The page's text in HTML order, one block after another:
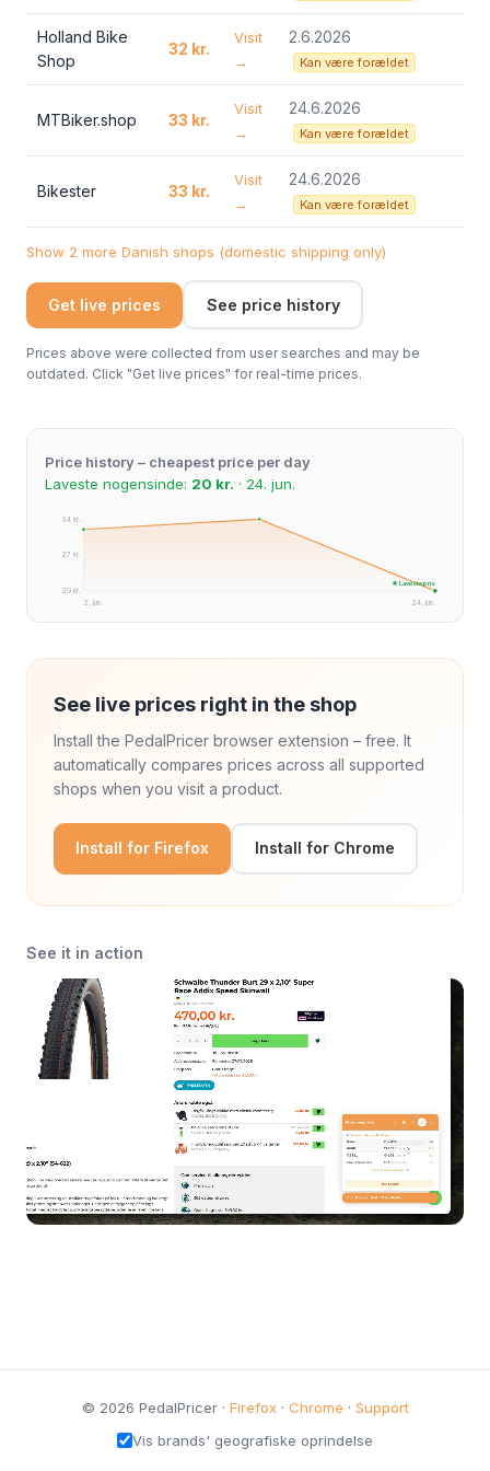
Holland Bike
Shop
32 kr.
Visit
→
2.6.2026
Kan være forældet
MTBiker.shop 33 kr.
Visit
→
24.6.2026
Kan være forældet
Bikester 33 kr.
Visit
→
24.6.2026
Kan være forældet
Show 2 more Danish shops (domestic shipping only)
Get live prices See price history
Prices above were collected from user searches and may be
outdated. Click "Get live prices" for real-time prices.
Price history – cheapest price per day
Laveste nogensinde: 20 kr. · 24. jun.
34 kr.
27 kr.
20 kr.
2. jun.
24. jun.
★ Laveste pris
See live prices right in the shop
Install the PedalPricer browser extension – free. It
automatically compares prices across all supported
shops when you visit a product.
Install for Firefox Install for Chrome
See it in action
© 2026 PedalPricer · Firefox· Chrome · Support
Vis brands' geografiske oprindelse